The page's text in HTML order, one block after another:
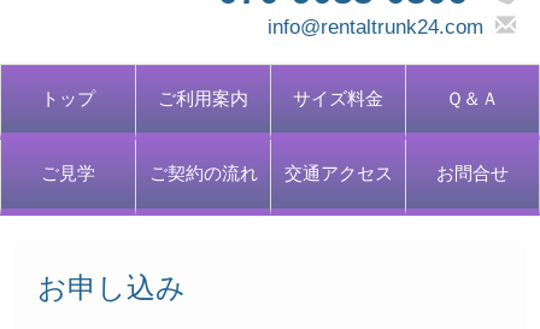
info@rentaltrunk24.com
トップ ご利用案内 サイズ料金 Ｑ＆Ａ
ご見学 ご契約の流れ 交通アクセス お問合せ
お申し込み